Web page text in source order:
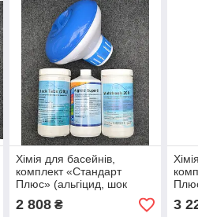
Хімія для басейнів,
комплект «Стандарт
Плюс» (альгіцид, шок
хлор, мульти таб, дозатор
хімії)
2 808₴ 3